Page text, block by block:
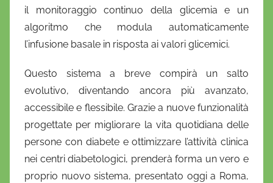
il monitoraggio continuo della glicemia e un
algoritmo che modula automaticamente
l’infusione basale in risposta ai valori glicemici.
Questo sistema a breve compirà un salto
evolutivo, diventando ancora più avanzato,
accessibile e flessibile. Grazie a nuove funzionalità
progettate per migliorare la vita quotidiana delle
persone con diabete e ottimizzare l’attività clinica
nei centri diabetologici, prenderà forma un vero e
proprio nuovo sistema, presentato oggi a Roma,